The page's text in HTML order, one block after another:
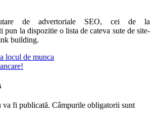
de advertoriale SEO, cei de la
pun la dispozitie o lista de cateva sute de site-
building.
locul de munca
va fi publicată. Câmpurile obligatorii sunt